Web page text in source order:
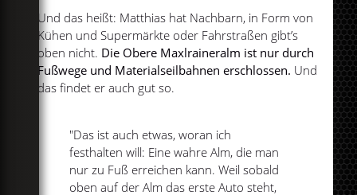
Und das heißt: Matthias hat Nachbarn, in Form von
Kühen und Supermärkte oder Fahrstraßen gibt’s
oben nicht. Die Obere Maxlraineralm ist nur durch
Fußwege und Materialseilbahnen erschlossen. Und
das findet er auch gut so.
"Das ist auch etwas, woran ich
festhalten will: Eine wahre Alm, die man
nur zu Fuß erreichen kann. Weil sobald
oben auf der Alm das erste Auto steht,